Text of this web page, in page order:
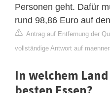
Personen geht. Dafür
rund 98,86 Euro auf
Antrag auf Entfernung der
vollständige Antwort auf
In welchem